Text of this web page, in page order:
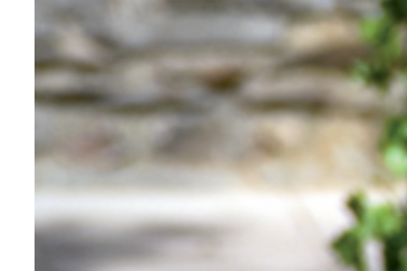
verbinden.
Edelstahl ist der Verbündete von
Elementen in Meeresnähe oder am Pool.
Ideal im Hochgebirge, hält er allen
Elementen dauerhaft stand. Und das
alles mit einem unvergleichlichen
modernen Touch. Aus unserer Erfahrung
eignet sich dieses Material besonders
für stark frequentierte Bereiche.
Typischerweise sind Edelstahlgeländer